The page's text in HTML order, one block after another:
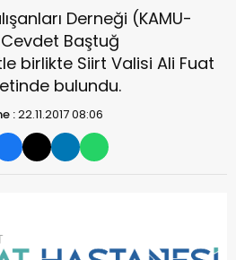
Derneği (KAMU-
Cevdet Baştuğ
birlikte Siirt Valisi Ali Fuat
bulundu.
:22.11.2017 08:06